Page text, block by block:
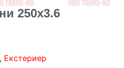
250х3.6
, Екстериер